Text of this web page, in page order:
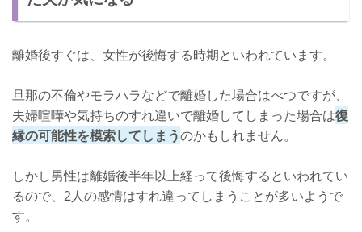
しっかりした理由があれば連絡する
素直に復縁したいと伝える
要求ばかりせず相手の立場を考える
身勝手な行動をしない
離婚後すぐは、女性が後悔する時期といわれています。
旦那の不倫やモラハラなどで離婚した場合はべつですが、
夫婦喧嘩や気持ちのすれ違いで離婚してしまった場合は復
縁の可能性を模索してしまうのかもしれません。
しかし男性は離婚後半年以上経って後悔するといわれてい
るので、2人の感情はすれ違ってしまうことが多いようで
す。